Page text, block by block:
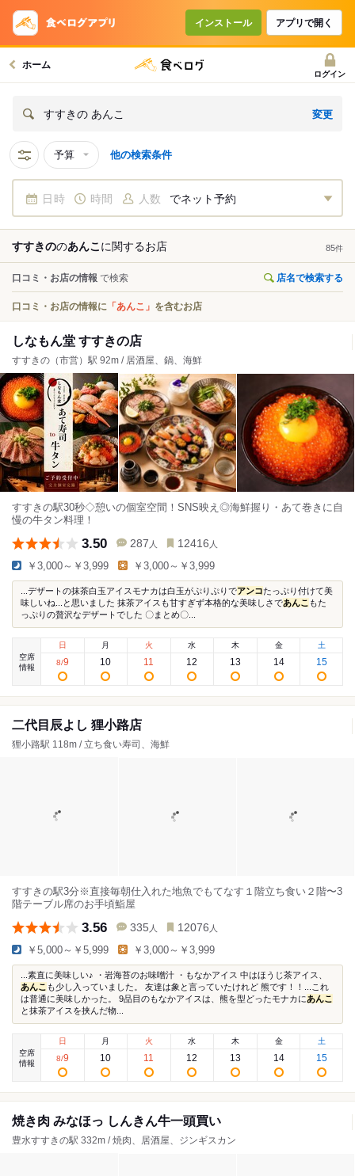
インストール アプリで開く
ホーム
ログイン
すすきの あんこ 変更
予算 他の検索条件
日時 時間 人数 でネット予約
すすきののあんこに関するお店 85件
口コミ・お店の情報 で検索 店名で検索する
口コミ・お店の情報に 「あんこ」 を含むお店
しなもん堂 すすきの店
すすきの（市営）駅 92m / 居酒屋、鍋、海鮮
すすきの駅30秒◇憩いの個室空間！SNS映え◎海鮮握り・あて巻きに自
慢の牛タン料理！
3.50 287 人 12416 人
￥3,000～￥3,999 ￥3,000～￥3,999
...デザートの抹茶白玉アイスモナカは白玉がぷりぷりでアンコたっぷり付けて美
味しいね...と思いました 抹茶アイスも甘すぎず本格的な美味しさであんこ もた
っぷりの贅沢なデザートでした 〇まとめ〇...
空席
情報
日
8/9
月
10
火
11
水
12
木
13
金
14
土
15
二代目辰よし 狸小路店
狸小路駅 118m / 立ち食い寿司、海鮮
すすきの駅3分※直接毎朝仕入れた地魚でもてなす１階立ち食い２階〜3
階テーブル席のお手頃鮨屋
3.56 335 人 12076 人
￥5,000～￥5,999 ￥3,000～￥3,999
...素直に美味しい♪ ・岩海苔のお味噌汁 ・もなかアイス 中はほうじ茶アイス、
あんこ も少し入っていました。 友達は象と言っていたけれど 熊です！！...これ
は普通に美味しかった。 9品目のもなかアイスは、熊を型どったモナカにあんこ
と抹茶アイスを挟んだ物...
空席
情報
日
8/9
月
10
火
11
水
12
木
13
金
14
土
15
焼き肉 みなほっ しんきん牛一頭買い
豊水すすきの駅 332m / 焼肉、居酒屋、ジンギスカン